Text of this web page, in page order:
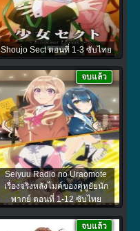
Shoujo Sect ตอนที่ 1-3 ซับไทย
Seiyuu Radio no Uraomote
เรื่องจริงหลังไมค์ของคู่หูยัยนัก
พากย์ ตอนที่ 1-12 ซับไทย
จบแล้ว
จบแล้ว